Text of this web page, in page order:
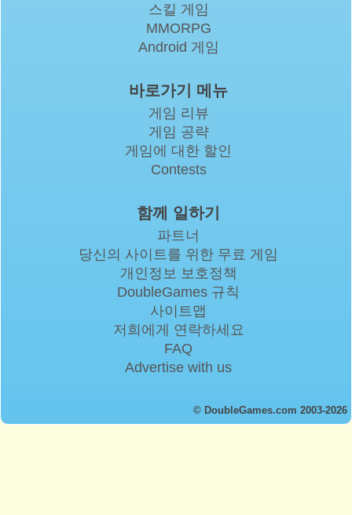
스킬 게임
MMORPG
Android 게임
바로가기 메뉴
게임 리뷰
게임 공략
게임에 대한 할인
Contests
함께 일하기
파트너
당신의 사이트를 위한 무료 게임
개인정보 보호정책
DoubleGames 규칙
사이트맵
저희에게 연락하세요
FAQ
Advertise with us
© DoubleGames.com 2003-2026